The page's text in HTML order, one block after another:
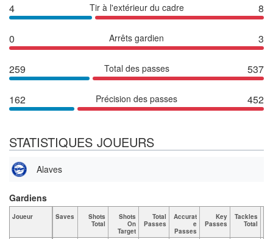
4 Tir à l'extérieur du cadre 8
0 Arrêts gardien 3
259 Total des passes 537
162 Précision des passes 452
STATISTIQUES JOUEURS
Alaves
Joueur Saves
Shots
Total
Shots
On
Target
Total
Passes
Accurat
e
Passes
Key
Passes
Tackles
Total
Gardiens